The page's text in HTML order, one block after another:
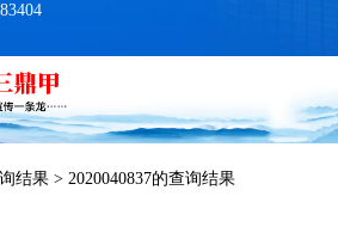
结果 > 2020040837的查询结果